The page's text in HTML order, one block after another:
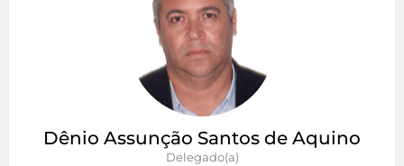
Dênio Assunção Santos de Aquino
Delegado(a)